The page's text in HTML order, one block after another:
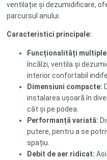
ventilație și dezumidificare,
parcursul anului.
Caracteristici principale:
Funcționalități
încălzi, ventila și
interior confortabil
Dimensiuni compacte:
instalarea ușoară în
cât și pe podea.
Performanță variată:
putere, pentru a se
spațiu.
Debit de aer ridicat: